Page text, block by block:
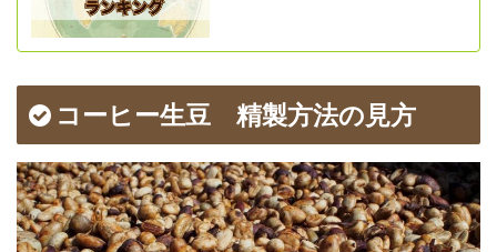
コーヒー生豆 精製方法の見方